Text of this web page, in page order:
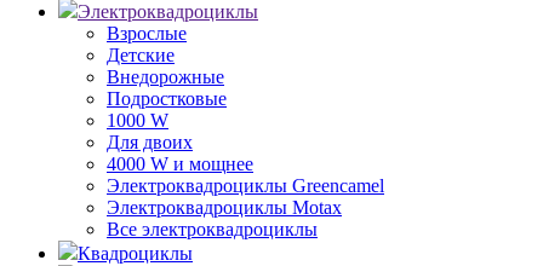
Электроквадроциклы
Взрослые
Детские
Внедорожные
Подростковые
1000 W
Для двоих
4000 W и мощнее
Электроквадроциклы Greencamel
Электроквадроциклы Motax
Все электроквадроциклы
Квадроциклы